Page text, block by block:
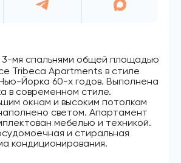
мя спальнями общей площадью
Tribeca Apartments в стиле
Йорка 60-х годов. Выполнена
в современном стиле.
окнам и высоким потолкам
светом. Апартамент
мебелью и техникой.
и стиральная
кондиционирования.